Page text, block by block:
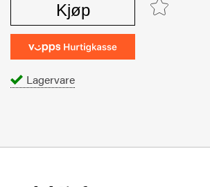
Kjøp
Lagervare